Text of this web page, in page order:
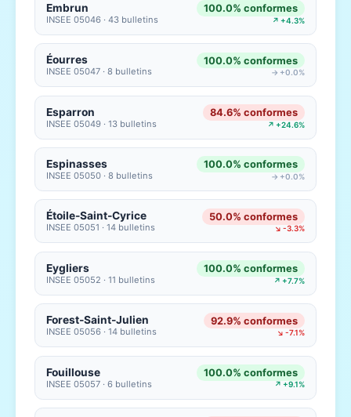
Embrun
INSEE 05046 · 43 bulletins
100.0% conformes
↗ +4.3%
Éourres
INSEE 05047 · 8 bulletins
100.0% conformes
→ +0.0%
Esparron
INSEE 05049 · 13 bulletins
84.6% conformes
↗ +24.6%
Espinasses
INSEE 05050 · 8 bulletins
100.0% conformes
→ +0.0%
Étoile-Saint-Cyrice
INSEE 05051 · 14 bulletins
50.0% conformes
↘ -3.3%
Eygliers
INSEE 05052 · 11 bulletins
100.0% conformes
↗ +7.7%
Forest-Saint-Julien
INSEE 05056 · 14 bulletins
92.9% conformes
↘ -7.1%
Fouillouse
INSEE 05057 · 6 bulletins
100.0% conformes
↗ +9.1%